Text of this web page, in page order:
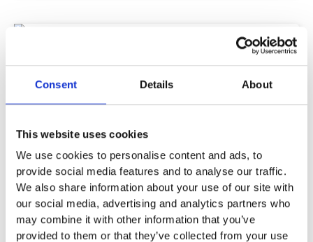
Consent Details About
This website uses cookies
We use cookies to personalise content and ads, to
provide social media features and to analyse our traffic.
We also share information about your use of our site with
our social media, advertising and analytics partners who
may combine it with other information that you’ve
provided to them or that they’ve collected from your use
EUROFLEX STEPPER/S & C-BLOCK
7 PRODUKTER